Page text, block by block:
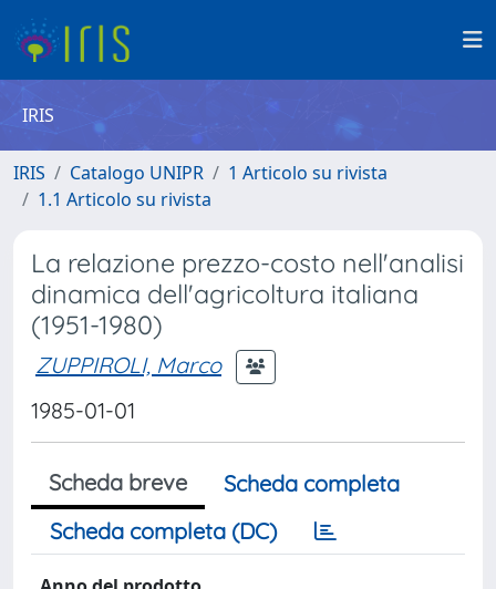
IRIS
IRIS Catalogo UNIPR
1 Articolo su rivista
1.1 Articolo su rivista
La relazione prezzo-costo nell'analisi
dinamica dell'agricoltura italiana
(1951-1980)
ZUPPIROLI, Marco
1985-01-01
Scheda breve
Scheda completa
Scheda completa (DC)